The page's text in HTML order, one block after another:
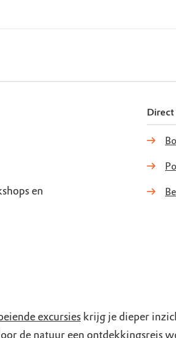
en
Direct
excursies krijg je dieper
de natuur een ontdekkingsreis